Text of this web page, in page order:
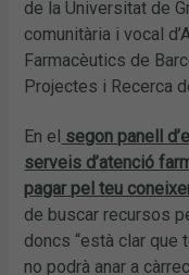
de la Universitat de
comunitària i vocal
Farmacèutics de
Projectes i Recerca
En el segon panell
serveis d’atenció
pagar pel teu
de buscar recursos
doncs “està clar
no podrà anar a